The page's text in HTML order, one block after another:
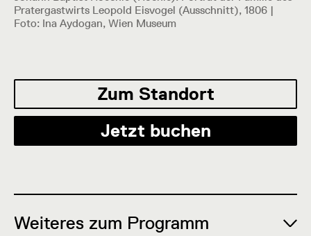
Pratergastwirts Leopold Eisvogel (Ausschnitt), 1806 |
Foto: Ina Aydogan, Wien Museum
Zum Standort
Jetzt buchen
Weiteres zum Programm